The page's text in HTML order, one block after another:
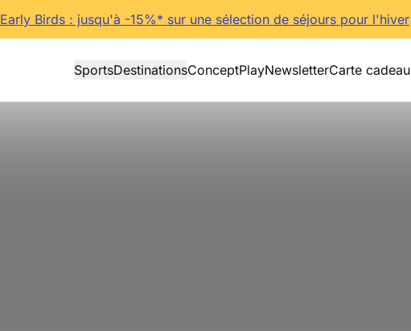
Early Birds : jusqu'à -15%* sur une sélection de séjours pour l'hiver
SportsDestinationsConceptPlayNewsletterCarte cadeau